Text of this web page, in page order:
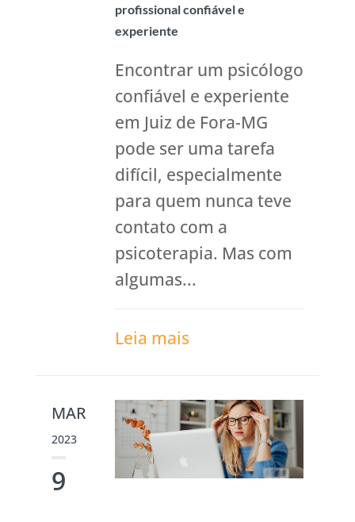
profissional confiável e
experiente
Encontrar um psicólogo
confiável e experiente
em Juiz de Fora-MG
pode ser uma tarefa
difícil, especialmente
para quem nunca teve
contato com a
psicoterapia. Mas com
algumas...
Leia mais
MAR
2023
9